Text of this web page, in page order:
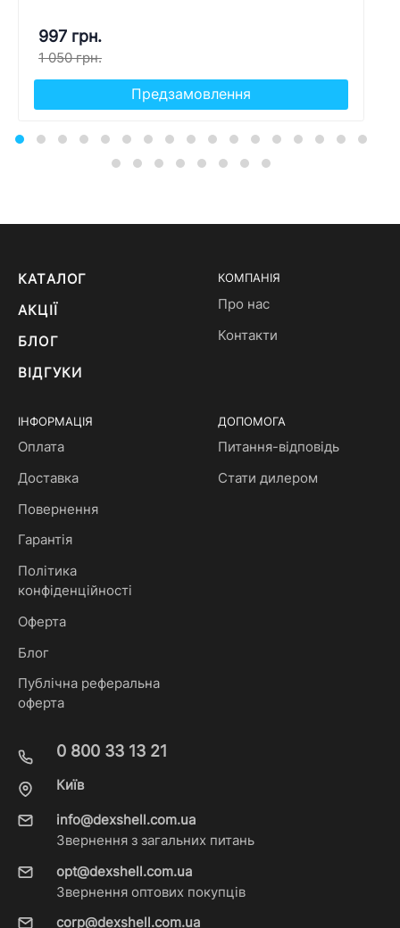
997 грн.
1 050 грн.
Предзамовлення
КАТАЛОГ
АКЦІЇ
БЛОГ
ВІДГУКИ
КОМПАНІЯ
Про нас
Контакти
ІНФОРМАЦІЯ
Оплата
Доставка
Повернення
Гарантія
Політика
конфіденційності
Оферта
Блог
Публічна реферальна
оферта
ДОПОМОГА
Питання-відповідь
Стати дилером
0 800 33 13 21
Київ
info@dexshell.com.ua
Звернення з загальних питань
opt@dexshell.com.ua
Звернення оптових покупців
corp@dexshell.com.ua